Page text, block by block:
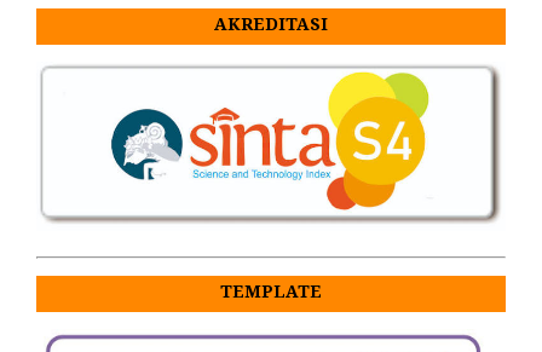
AKREDITASI
TEMPLATE